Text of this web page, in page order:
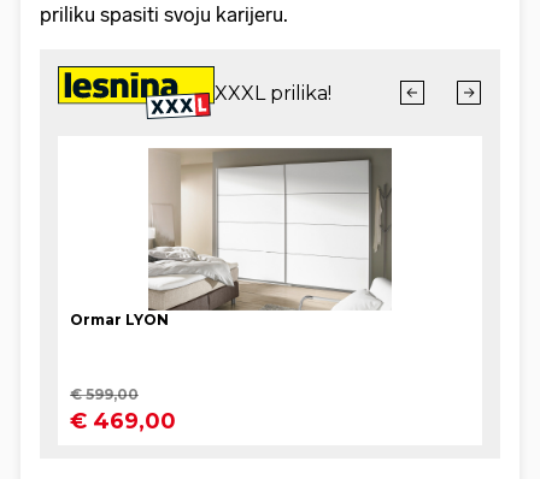
priliku spasiti svoju karijeru.